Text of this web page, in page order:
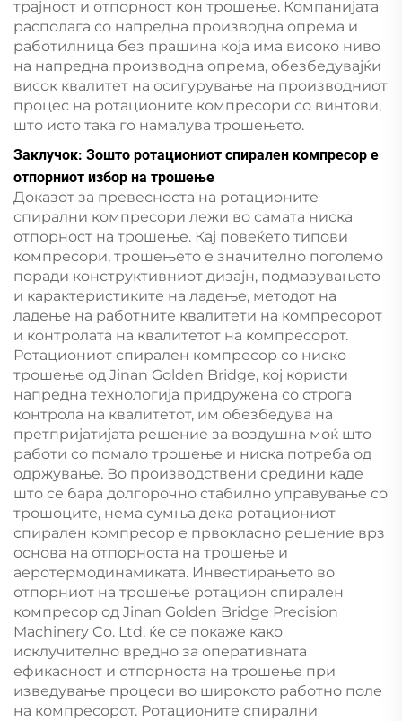
трајност и отпорност кон трошење. Компанијата
располага со напредна производна опрема и
работилница без прашина која има високо ниво
на напредна производна опрема, обезбедувајќи
висок квалитет на осигурување на производниот
процес на ротационите компресори со винтови,
што исто така го намалува трошењето.
Заклучок: Зошто ротациониот спирален компресор е
отпорниот избор на трошење
Доказот за превесноста на ротационите
спирални компресори лежи во самата ниска
отпорност на трошење. Кај повеќето типови
компресори, трошењето е значително поголемо
поради конструктивниот дизајн, подмазувањето
и карактеристиките на ладење, методот на
ладење на работните квалитети на компресорот
и контролата на квалитетот на компресорот.
Ротациониот спирален компресор со ниско
трошење од Jinan Golden Bridge, кој користи
напредна технологија придружена со строга
контрола на квалитетот, им обезбедува на
претпријатијата решение за воздушна моќ што
работи со помало трошење и ниска потреба од
одржување. Во производствени средини каде
што се бара долгорочно стабилно управување со
трошоците, нема сумња дека ротациониот
спирален компресор е првокласно решение врз
основа на отпорноста на трошење и
аеротермодинамиката. Инвестирањето во
отпорниот на трошење ротацион спирален
компресор од Jinan Golden Bridge Precision
Machinery Co. Ltd. ќе се покаже како
исклучително вредно за оперативната
ефикасност и отпорноста на трошење при
изведување процеси во широкото работно поле
на компресорот. Ротационите спирални